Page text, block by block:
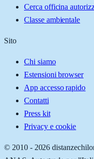
Cerca officina
Classe ambientale
Sito
Chi siamo
Estensioni browser
App accesso rapido
Contatti
Press kit
Privacy e cookie
© 2010 - 2026